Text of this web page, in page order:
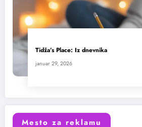
Tidža’s Place: Iz dnevnika
januar 29, 2026
Mesto za reklamu